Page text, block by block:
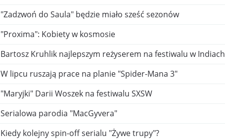
"Zadzwoń do Saula" będzie miało sześć sezonów
"Proxima": ​Kobiety w kosmosie
Bartosz Kruhlik najlepszym reżyserem na festiwalu w Indiach
​W lipcu ruszają prace na planie "Spider-Mana 3"
"Maryjki" Darii Woszek na festiwalu SXSW
Serialowa parodia "MacGyvera"
Kiedy kolejny spin-off serialu "Żywe trupy"?